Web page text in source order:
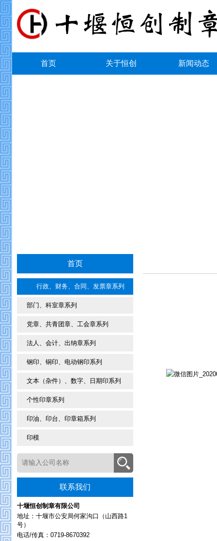
首页 关于恒创 新闻动态
首页
行政、财务、合同、发票章系列
部门、科室章系列
党章、共青团章、工会章系列
法人、会计、出纳章系列
钢印、铜印、电动钢印系列
文本（杂件）、数字、日期印系列
个性印章系列
印油、印台、印章箱系列
印模
联系我们
十堰恒创制章有限公司
地址：十堰市公安局何家沟口（山西路1
号）
电话/传真：0719-8670392